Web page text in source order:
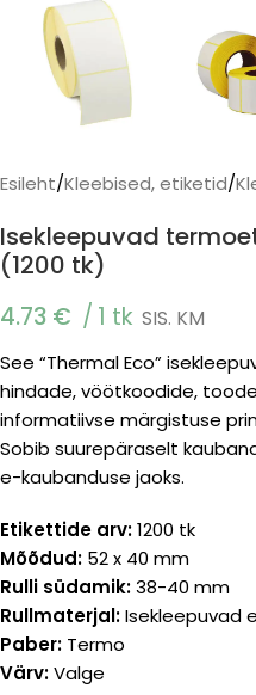
Esileht/Kleebised, etiketid/
Isekleepuvad
(1200 tk)
4.73 € 1 tk SIS. KM
See “Thermal Eco”
hindade, vöötkoodide,
informatiivse märgistuse
Sobib suurepäraselt
e-kaubanduse jaoks.
Etikettide arv:1200 tk
Mõõdud: 52 x 40 mm
Rulli südamik:38-40 mm
Rullmaterjal:Isekleepuvad
Paber: Termo
Värv:Valge